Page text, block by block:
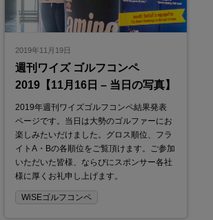
2019年11月19日
週刊ワイズ ゴルフコンペ
2019【11月16日 – 当日の写真】
2019年週刊ワイズゴルフコンペ結果発表
ページです。当日は大勢のゴルファーにお
楽しみたいだけました。グロス順位、フラ
イトA・Bの各順位をご覧頂けます。ご参加
いただいた皆様、ならびにスポンサー各社
様に厚くお礼申し上げます。
WiSEゴルフコンペ
エージェントを募集！
海外顧客ネットワークをもつ不動産エージェントを募集
しております。高価な不動産を手に入れ、収益を最大
化…